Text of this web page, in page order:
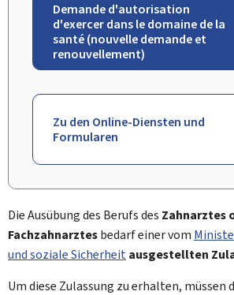
Demande d'autorisation
d'exercer dans le domaine de la
santé (nouvelle demande et
renouvellement)
Zu den Online-Diensten und
Formularen
Die Ausübung des Berufs des Zahnarztes
Fachzahnarztesbedarf einer vom
und soziale Sicherheitausgestellten
Um diese Zulassung zu erhalten, müssen